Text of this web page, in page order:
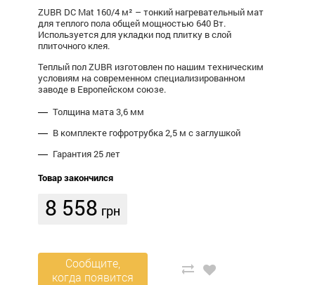
ZUBR DC Mat 160/4 м² – тонкий нагревательный мат
для теплого пола общей мощностью 640 Вт.
Используется для укладки под плитку в слой
плиточного клея.
Теплый пол ZUBR изготовлен по нашим техническим
условиям на современном специализированном
заводе в Европейском союзе.
Толщина мата 3,6 мм
В комплекте гофротрубка 2,5 м с заглушкой
Гарантия 25 лет
Товар закончился
8 558 грн
Сообщите,
когда появится